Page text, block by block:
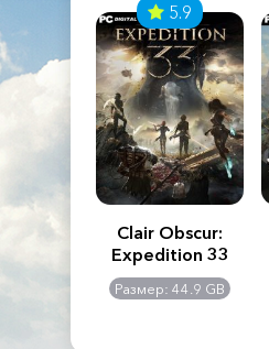
Creed
5.9
Clair Obscur:
Expedition 33
Размер: 44.9 GB